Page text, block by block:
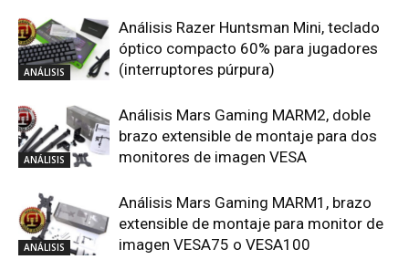
ANÁLISIS
Análisis Razer Huntsman Mini, teclado
óptico compacto 60% para jugadores
(interruptores púrpura)
ANÁLISIS
Análisis Mars Gaming MARM2, doble
brazo extensible de montaje para dos
monitores de imagen VESA
ANÁLISIS
Análisis Mars Gaming MARM1, brazo
extensible de montaje para monitor de
imagen VESA75 o VESA100